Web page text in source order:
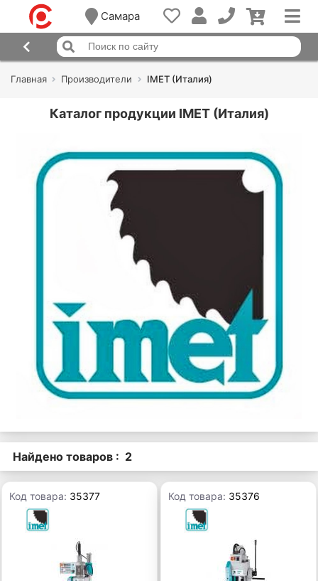
Самара
Главная Производители IMET (Италия)
Каталог продукции IMET (Италия)
Найдено товаров : 2
Код товара: 35377 Код товара: 35376